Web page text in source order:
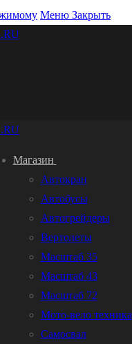
Меню Закрыть
Магазин
Автокран
Автобусы
Автогрейдеры
Вертолеты
Масштаб 35
Масштаб 43
Масштаб 72
Мото-вело техника
Самосвал